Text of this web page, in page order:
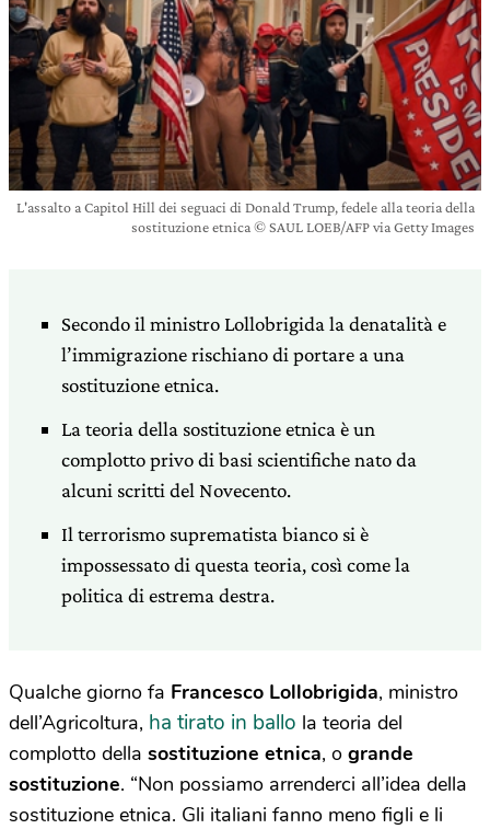
L'assalto a Capitol Hill dei seguaci di Donald Trump, fedele alla teoria della
sostituzione etnica © SAUL LOEB/AFP via Getty Images
Secondo il ministro Lollobrigida la denatalità e
l’immigrazione rischiano di portare a una
sostituzione etnica.
La teoria della sostituzione etnica è un
complotto privo di basi scientifiche nato da
alcuni scritti del Novecento.
Il terrorismo suprematista bianco si è
impossessato di questa teoria, così come la
politica di estrema destra.
Qualche giorno fa Francesco Lollobrigida, ministro
dell’Agricoltura, ha tirato in ballo la teoria del
complotto della sostituzione etnica, o grande
sostituzione. “Non possiamo arrenderci all’idea della
sostituzione etnica. Gli italiani fanno meno figli e li